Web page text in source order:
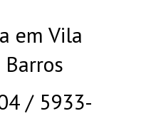
em Vila
/ 5933-